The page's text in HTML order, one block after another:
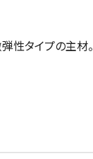
性タイプの主材。